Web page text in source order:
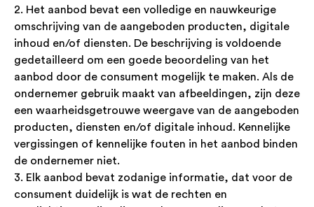
2. Het aanbod bevat een volledige en nauwkeurige
omschrijving van de aangeboden producten, digitale
inhoud en/of diensten. De beschrijving is voldoende
gedetailleerd om een goede beoordeling van het
aanbod door de consument mogelijk te maken. Als de
ondernemer gebruik maakt van afbeeldingen, zijn deze
een waarheidsgetrouwe weergave van de aangeboden
producten, diensten en/of digitale inhoud. Kennelijke
vergissingen of kennelijke fouten in het aanbod binden
de ondernemer niet.
3. Elk aanbod bevat zodanige informatie, dat voor de
consument duidelijk is wat de rechten en